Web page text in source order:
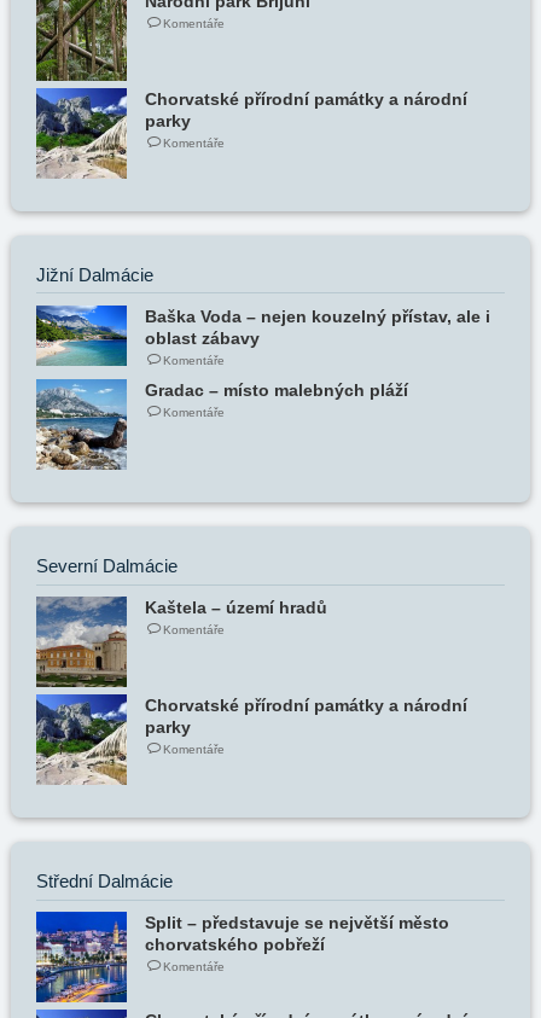
Komentáře
Chorvatské přírodní památky a národní
parky
Komentáře
Jižní Dalmácie
Baška Voda – nejen kouzelný přístav, ale i
oblast zábavy
Komentáře
Gradac – místo malebných pláží
Komentáře
Severní Dalmácie
Kaštela – území hradů
Komentáře
Chorvatské přírodní památky a národní
parky
Komentáře
Střední Dalmácie
Split – představuje se největší město
chorvatského pobřeží
Komentáře